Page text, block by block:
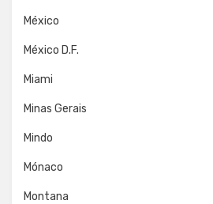
México
México D.F.
Miami
Minas Gerais
Mindo
Mónaco
Montana